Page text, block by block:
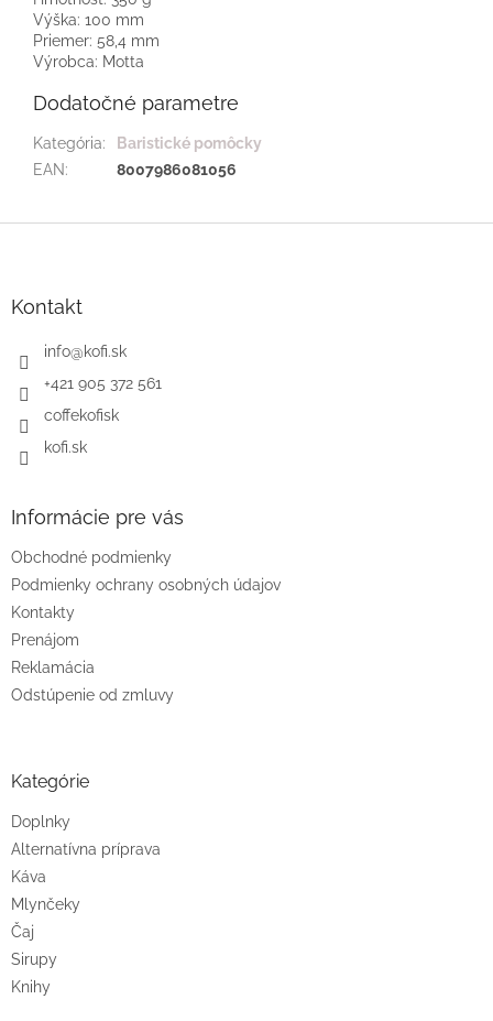
Výška: 100 mm
Priemer: 58,4 mm
Výrobca: Motta
Dodatočné parametre
Kategória:
Baristické pomôcky
EAN: 8007986081056
Kontakt
info@kofi.sk
+421 905 372 561
coffekofisk
kofi.sk
Informácie pre vás
Obchodné podmienky
Podmienky ochrany osobných údajov
Kontakty
Prenájom
Reklamácia
Odstúpenie od zmluvy
Kategórie
Doplnky
Alternatívna príprava
Káva
Mlynčeky
Čaj
Sirupy
Knihy